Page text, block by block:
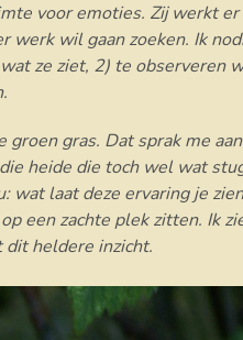
voor emoties. Zij werkt
werk wil gaan zoeken. Ik
ze ziet, 2) te observeren
gras. Dat sprak me
heide die toch wel wat
laat deze ervaring je
een zachte plek zitten. Ik
dit heldere inzicht.